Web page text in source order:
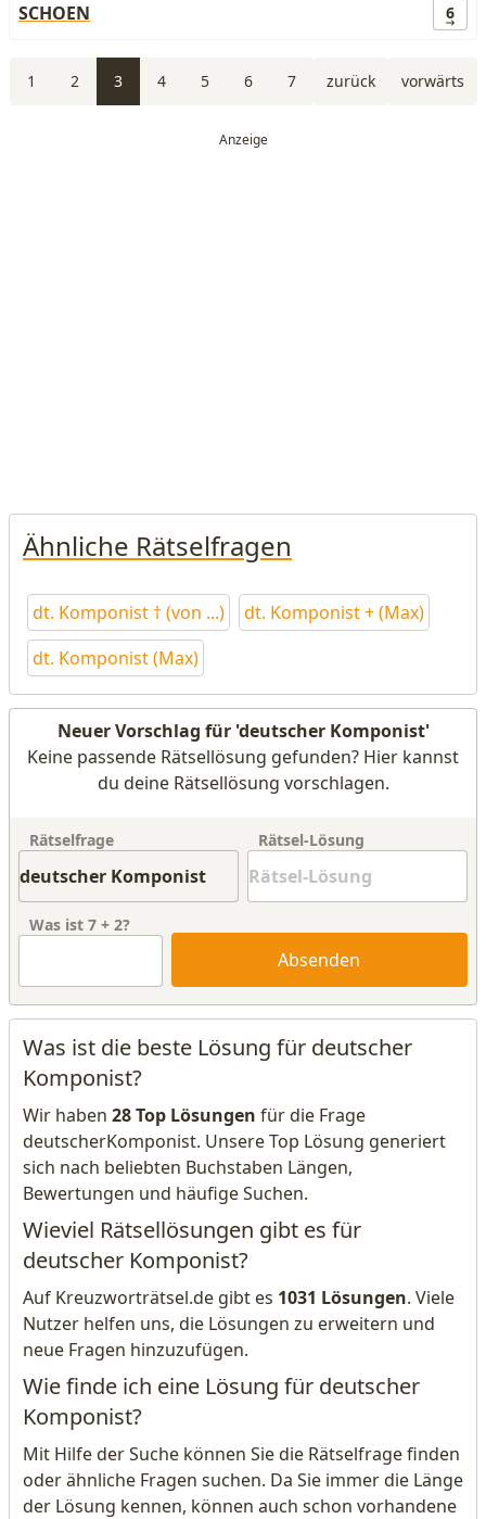
SCHOEN 6
1 2 3 4 5 6 7 zurück vorwärts
Ähnliche Rätselfragen
dt. Komponist † (von ...)
dt. Komponist + (Max)
dt. Komponist (Max)
Neuer Vorschlag für 'deutscher Komponist'
Keine passende Rätsellösung gefunden? Hier kannst
du deine Rätsellösung vorschlagen.
Rätselfrage Rätsel-Lösung
Was ist 7 + 2?
Absenden
Was ist die beste Lösung für deutscher
Komponist?
Wir haben 28 Top Lösungen für die Frage
deutscherKomponist. Unsere Top Lösung generiert
sich nach beliebten Buchstaben Längen,
Bewertungen und häufige Suchen.
Wieviel Rätsellösungen gibt es für
deutscher Komponist?
Auf Kreuzworträtsel.de gibt es 1031 Lösungen. Viele
Nutzer helfen uns, die Lösungen zu erweitern und
neue Fragen hinzuzufügen.
Wie finde ich eine Lösung für deutscher
Komponist?
Mit Hilfe der Suche können Sie die Rätselfrage finden
oder ähnliche Fragen suchen. Da Sie immer die Länge
der Lösung kennen, können auch schon vorhandene